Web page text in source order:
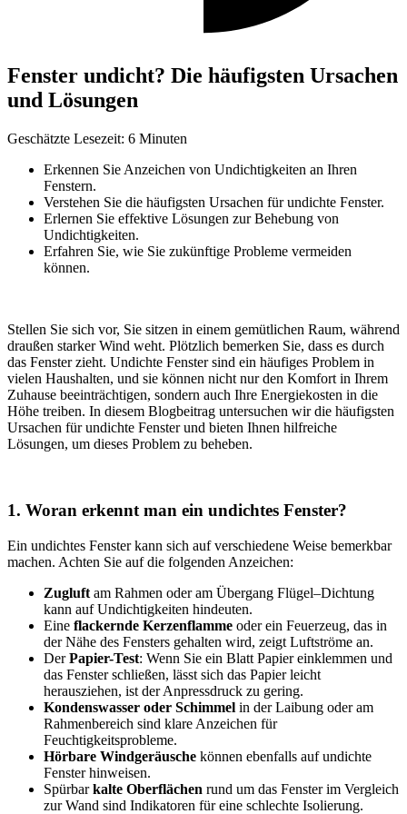
Fenster undicht? Die häufigsten Ursachen
und Lösungen
Geschätzte Lesezeit: 6 Minuten
Erkennen Sie Anzeichen von Undichtigkeiten an Ihren
Fenstern.
Verstehen Sie die häufigsten Ursachen für undichte Fenster.
Erlernen Sie effektive Lösungen zur Behebung von
Undichtigkeiten.
Erfahren Sie, wie Sie zukünftige Probleme vermeiden
können.
Stellen Sie sich vor, Sie sitzen in einem gemütlichen Raum, während
draußen starker Wind weht. Plötzlich bemerken Sie, dass es durch
das Fenster zieht. Undichte Fenster sind ein häufiges Problem in
vielen Haushalten, und sie können nicht nur den Komfort in Ihrem
Zuhause beeinträchtigen, sondern auch Ihre Energiekosten in die
Höhe treiben. In diesem Blogbeitrag untersuchen wir die häufigsten
Ursachen für undichte Fenster und bieten Ihnen hilfreiche
Lösungen, um dieses Problem zu beheben.
1. Woran erkennt man ein undichtes Fenster?
Ein undichtes Fenster kann sich auf verschiedene Weise bemerkbar
machen. Achten Sie auf die folgenden Anzeichen:
Zugluft am Rahmen oder am Übergang Flügel–Dichtung
kann auf Undichtigkeiten hindeuten.
Eine flackernde Kerzenflamme oder ein Feuerzeug, das in
der Nähe des Fensters gehalten wird, zeigt Luftströme an.
DerPapier-Test: Wenn Sie ein Blatt Papier einklemmen und
das Fenster schließen, lässt sich das Papier leicht
herausziehen, ist der Anpressdruck zu gering.
Kondenswasser oder Schimmel in der Laibung oder am
Rahmenbereich sind klare Anzeichen für
Feuchtigkeitsprobleme.
Hörbare Windgeräusche können ebenfalls auf undichte
Fenster hinweisen.
Spürbarkalte Oberflächen rund um das Fenster im Vergleich
zur Wand sind Indikatoren für eine schlechte Isolierung.